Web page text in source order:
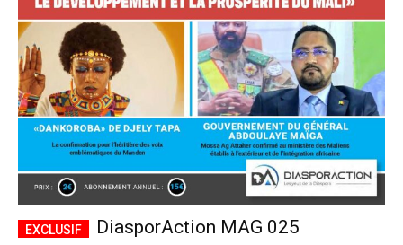
DiasporAction MAG 025